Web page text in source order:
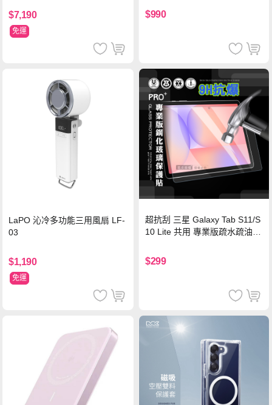
$7,190
免運
灣BSMI/中國CCC/歐美CE/FCC
認證
$990
LaPO 沁冷多功能三用風扇 LF-
03
$1,190
免運
超抗刮 三星 Galaxy Tab S11/S
10 Lite 共用 專業版疏水疏油9
$299